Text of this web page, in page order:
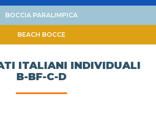
BOCCIA PARALIMPICA
BEACH BOCCE
ITALIANI INDIVIDUALI
B-BF-C-D